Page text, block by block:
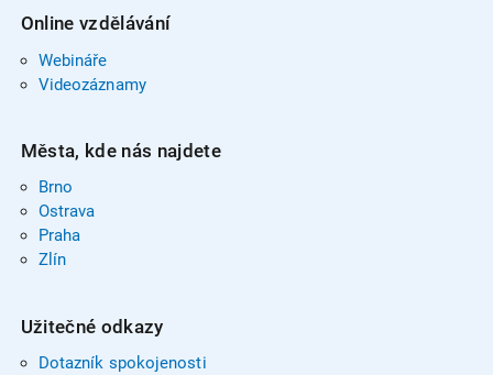
Online vzdělávání
Webináře
Videozáznamy
Města, kde nás najdete
Brno
Ostrava
Praha
Zlín
Užitečné odkazy
Dotazník spokojenosti